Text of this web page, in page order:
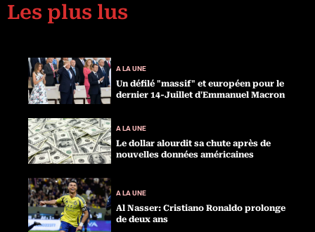
Les plus lus
A LA UNE
Un défilé "massif" et européen pour le
dernier 14-Juillet d'Emmanuel Macron
A LA UNE
Le dollar alourdit sa chute après de
nouvelles données américaines
A LA UNE
Al Nasser: Cristiano Ronaldo prolonge
de deux ans